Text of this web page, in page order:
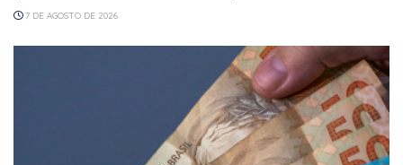
7 DE AGOSTO DE 2026